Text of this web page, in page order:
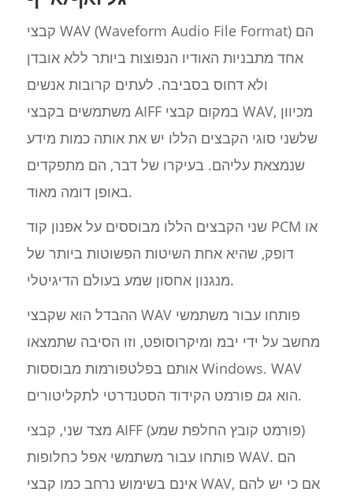
קבצי WAV (Waveform Audio File Format) הם
אחד מתבניות האודיו הנפוצות ביותר ללא אובדן
ולא דחוס בסביבה. לעתים קרובות אנשים
משתמשים בקבצי AIFF במקום קבצי WAV, מכיוון
שלשני סוגי הקבצים הללו יש את אותה כמות מידע
שנמצאת עליהם. בעיקרו של דבר, הם מתפקדים
באופן דומה מאוד.
שני הקבצים הללו מבוססים על אפנון קוד PCM או
דופק, שהיא אחת השיטות הפשוטות ביותר של
מנגנון אחסון שמע בעולם הדיגיטלי.
ההבדל הוא שקבצי WAV פותחו עבור משתמשי
מחשב על ידי יבמ ומיקרוסופט, וזו הסיבה שתמצאו
אותם בפלטפורמות מבוססות Windows. WAV
הוא גם
פורמט הקידוד הסטנדרטי לתקליטורים.
מצד שני, קבצי AIFF (פורמט קובץ החלפת שמע)
פותחו עבור משתמשי אפל כחלופות WAV. הם
אינם בשימוש נרחב כמו קבצי WAV, אם כי יש להם